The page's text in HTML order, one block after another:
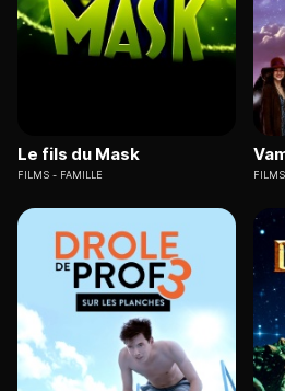
Le fils du Mask
FILMS FAMILLE FILMS